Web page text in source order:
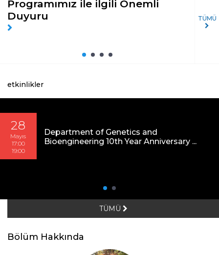
Programımız ile ilgili Önemli
Duyuru
TÜMÜ
etkinlikler
28
Mayıs
17:00
19:00
Department of Genetics and
Bioengineering 10th Year Anniversary ...
TÜMÜ
Bölüm Hakkında